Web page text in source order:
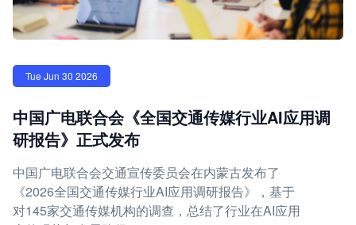
Tue Jun 30 2026
中国广电联合会《全国交通传媒行业AI应用调
研报告》正式发布
中国广电联合会交通宣传委员会在内蒙古发布了
《2026全国交通传媒行业AI应用调研报告》，基于
对145家交通传媒机构的调查，总结了行业在AI应用